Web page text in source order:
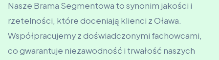
Nasze Brama Segmentowa to synonim jakości i
rzetelności, które doceniają klienci z Oława.
Współpracujemy z doświadczonymi fachowcami,
co gwarantuje niezawodność i trwałość naszych